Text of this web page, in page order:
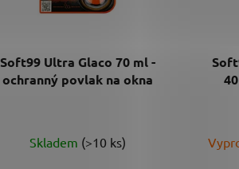
Soft99 Ultra Glaco 70 ml -
ochranný povlak na okna
hodnocení
Skladem (>10 ks)